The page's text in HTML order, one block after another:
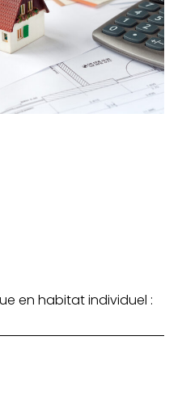
en habitat individuel :